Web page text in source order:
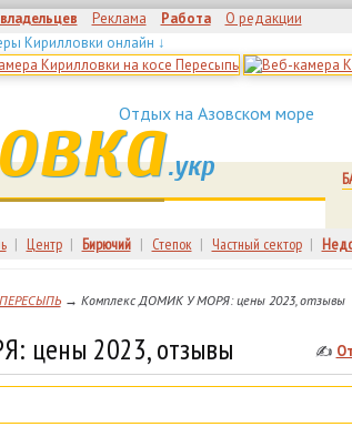
Реклама Работа О редакции
Кирилловки онлайн ↓
Отдых на Азовском море
.укр
| Центр | Бирючий | Степок | Частный сектор |
→ Комплекс ДОМИК У МОРЯ: цены 2023, отзывы
✍
цены 2023, отзывы